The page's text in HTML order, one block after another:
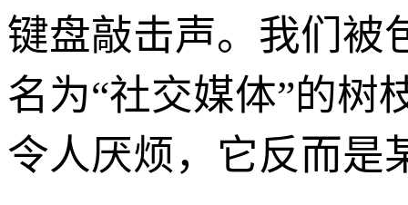
键盘敲击声。我们被
名为“社交媒体”的树
令人厌烦，它反而是